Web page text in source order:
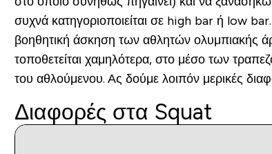
συχνά κατηγοριοποιείται σε high bar ή low
βοηθητική άσκηση των αθλητών ολυμπιακής
τοποθετείται χαμηλότερα, στο μέσο των
του αθλούμενου. Ας δούμε λοιπόν μερικές
Διαφορές στα Squat